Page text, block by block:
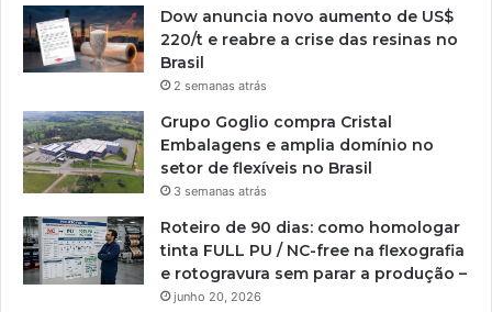
Dow anuncia novo aumento de US$
220/t e reabre a crise das resinas no
Brasil
2 semanas atrás
Grupo Goglio compra Cristal
Embalagens e amplia domínio no
setor de flexíveis no Brasil
3 semanas atrás
Roteiro de 90 dias: como homologar
tinta FULL PU / NC-free na flexografia
e rotogravura sem parar a produção –
junho 20, 2026